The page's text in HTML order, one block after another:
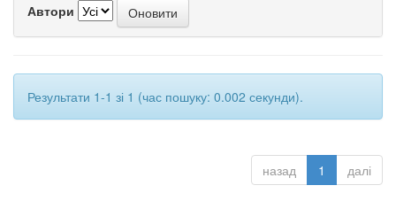
Автори
Результати 1-1 зі 1 (час пошуку: 0.002 секунди).
назад 1 далі